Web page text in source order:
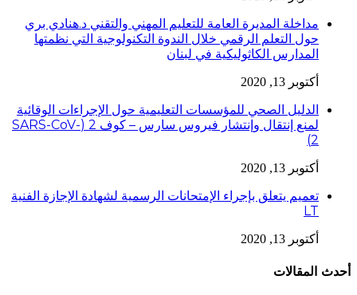
مداخلة المديرة العامة للتعليم المهني والتقني د.هنادي بري
حول التعلم الرقمي خلال الندوة التكنولوجية التي نظمتها
المدارس الكاثوليكية في لبنان
أكتوبر 13, 2020
الدليل الصحي للمؤسسات التعليمية حول الإجراءات الوقائية
لمنع إنتقال وإنتشار فيروس سارس – كوف 2 (SARS-CoV-
2)
أكتوبر 13, 2020
تعميم يتعلق بإجراء الإمتحانات الرسمية لشهادة الإجازة الفنية
LT
أكتوبر 13, 2020
أحدث المقالات